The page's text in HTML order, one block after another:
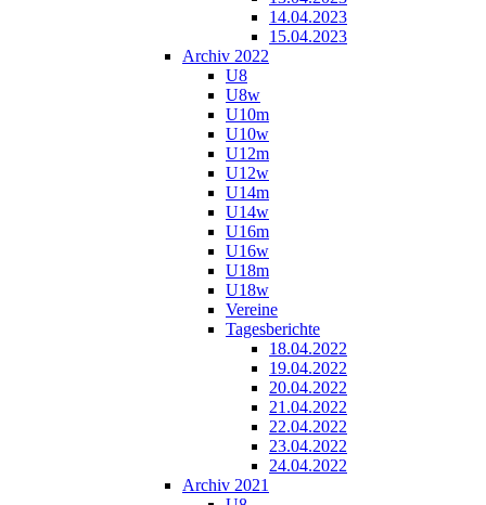
14.04.2023
15.04.2023
Archiv 2022
U8
U8w
U10m
U10w
U12m
U12w
U14m
U14w
U16m
U16w
U18m
U18w
Vereine
Tagesberichte
18.04.2022
19.04.2022
20.04.2022
21.04.2022
22.04.2022
23.04.2022
24.04.2022
Archiv 2021